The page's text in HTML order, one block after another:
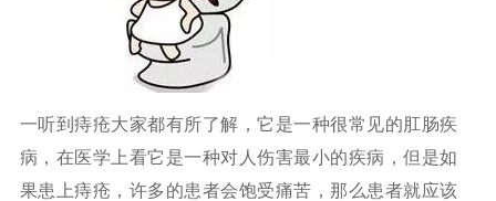
一听到痔疮大家都有所了解，它是一种很常见的肛肠疾
病，在医学上看它是一种对人伤害最小的疾病，但是如
果患上痔疮，许多的患者会饱受痛苦，那么患者就应该